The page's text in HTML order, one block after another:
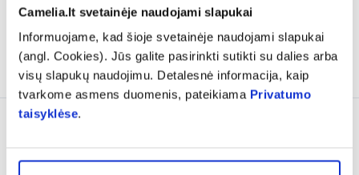
Camelia.lt svetainėje naudojami slapukai
Informuojame, kad šioje svetainėje naudojami slapukai
(angl. Cookies). Jūs galite pasirinkti sutikti su dalies arba
visų slapukų naudojimu. Detalesnė informacija, kaip
tvarkome asmens duomenis, pateikiama Privatumo
taisyklėse.
Į krepšelį Į krepšelį